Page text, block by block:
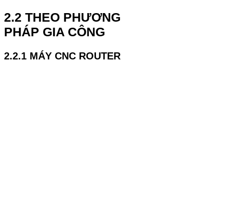
2.2 THEO PHƯƠNG
PHÁP GIA CÔNG
2.2.1 MÁY CNC ROUTER